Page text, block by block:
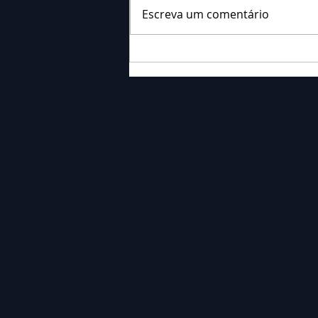
Falecimento: Sr. Neri
Ornieski
Escreva um comentário